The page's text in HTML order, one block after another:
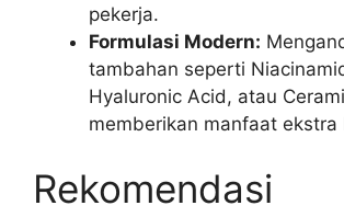
pekerja.
Formulasi Modern:
tambahan seperti
Hyaluronic Acid, atau
memberikan manfaat ekstra
Rekomendasi